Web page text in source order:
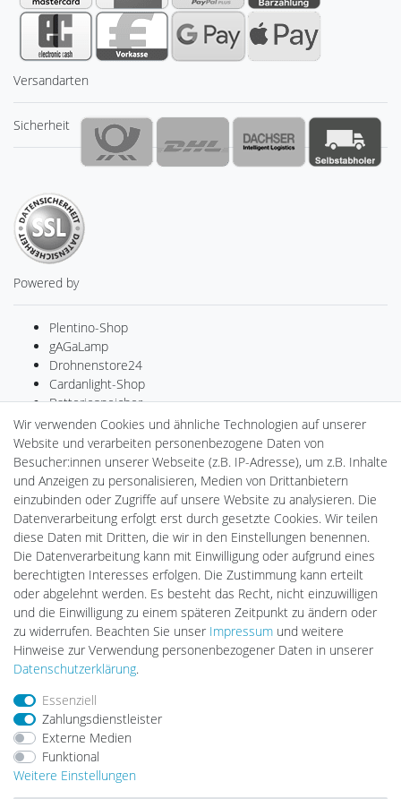
Versandarten
Sicherheit
Powered by
Plentino-Shop
gAGaLamp
Drohnenstore24
Cardanlight-Shop
Batteriespeicher
PlentiSolar
Gebrauchtlicht
Ledkauf
DEYESOLAR
Lightech Connect
CardanLight Europe
FORTIMO LEDs
LED-RETROSHOP
Wallbox24
Impressum Daten­schutz­erklärung AGB
Barrierefreiheitserklärung
Wir verwenden Cookies und ähnliche Technologien auf unserer
Website und verarbeiten personenbezogene Daten von
Besucher:innen unserer Webseite (z.B. IP-Adresse), um z.B. Inhalte
und Anzeigen zu personalisieren, Medien von Drittanbietern
einzubinden oder Zugriffe auf unsere Website zu analysieren. Die
Datenverarbeitung erfolgt erst durch gesetzte Cookies. Wir teilen
diese Daten mit Dritten, die wir in den Einstellungen benennen.
Die Datenverarbeitung kann mit Einwilligung oder aufgrund eines
berechtigten Interesses erfolgen. Die Zustimmung kann erteilt
oder abgelehnt werden. Es besteht das Recht, nicht einzuwilligen
und die Einwilligung zu einem späteren Zeitpunkt zu ändern oder
zu widerrufen. Beachten Sie unser Impressum und weitere
Hinweise zur Verwendung personenbezogener Daten in unserer
Daten­schutz­erklärung.
Essenziell
Zahlungsdienstleister
Externe Medien
Funktional
Weitere Einstellungen